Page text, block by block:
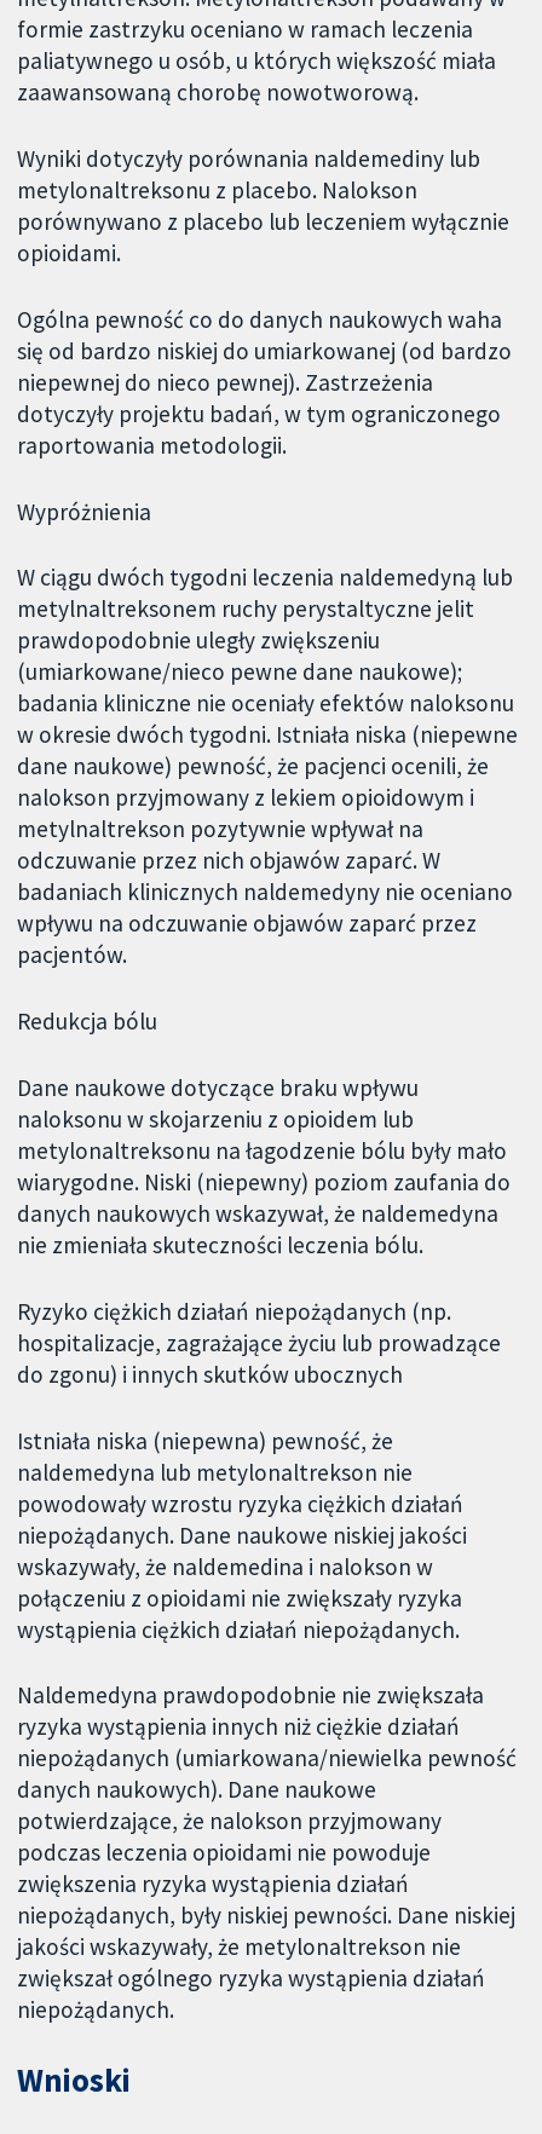
formie zastrzyku oceniano w ramach leczenia
paliatywnego u osób, u których większość miała
zaawansowaną chorobę nowotworową.
Wyniki dotyczyły porównania naldemediny lub
metylonaltreksonu z placebo. Nalokson
porównywano z placebo lub leczeniem wyłącznie
opioidami.
Ogólna pewność co do danych naukowych waha
się od bardzo niskiej do umiarkowanej (od bardzo
niepewnej do nieco pewnej). Zastrzeżenia
dotyczyły projektu badań, w tym ograniczonego
raportowania metodologii.
Wypróżnienia
W ciągu dwóch tygodni leczenia naldemedyną lub
metylnaltreksonem ruchy perystaltyczne jelit
prawdopodobnie uległy zwiększeniu
(umiarkowane/nieco pewne dane naukowe);
badania kliniczne nie oceniały efektów naloksonu
w okresie dwóch tygodni. Istniała niska (niepewne
dane naukowe) pewność, że pacjenci ocenili, że
nalokson przyjmowany z lekiem opioidowym i
metylnaltrekson pozytywnie wpływał na
odczuwanie przez nich objawów zaparć. W
badaniach klinicznych naldemedyny nie oceniano
wpływu na odczuwanie objawów zaparć przez
pacjentów.
Redukcja bólu
Dane naukowe dotyczące braku wpływu
naloksonu w skojarzeniu z opioidem lub
metylonaltreksonu na łagodzenie bólu były mało
wiarygodne. Niski (niepewny) poziom zaufania do
danych naukowych wskazywał, że naldemedyna
nie zmieniała skuteczności leczenia bólu.
Ryzyko ciężkich działań niepożądanych (np.
hospitalizacje, zagrażające życiu lub prowadzące
do zgonu) i innych skutków ubocznych
Istniała niska (niepewna) pewność, że
naldemedyna lub metylonaltrekson nie
powodowały wzrostu ryzyka ciężkich działań
niepożądanych. Dane naukowe niskiej jakości
wskazywały, że naldemedina i nalokson w
połączeniu z opioidami nie zwiększały ryzyka
wystąpienia ciężkich działań niepożądanych.
Naldemedyna prawdopodobnie nie zwiększała
ryzyka wystąpienia innych niż ciężkie działań
niepożądanych (umiarkowana/niewielka pewność
danych naukowych). Dane naukowe
potwierdzające, że nalokson przyjmowany
podczas leczenia opioidami nie powoduje
zwiększenia ryzyka wystąpienia działań
niepożądanych, były niskiej pewności. Dane niskiej
jakości wskazywały, że metylonaltrekson nie
zwiększał ogólnego ryzyka wystąpienia działań
niepożądanych.
Wnioski